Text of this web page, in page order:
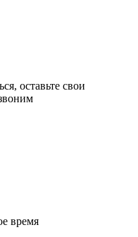
оставьте свои
время